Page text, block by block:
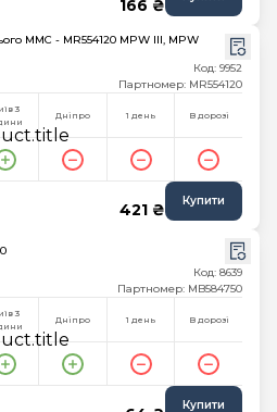
166 ₴
MMC - MR554120 MPW III, MPW
Код: 9952
Партномер: MR554120
3
Дніпро 1 день В дорозі
421 ₴ Купити
Код: 8639
Партномер: MB584750
3
Дніпро 1 день В дорозі
Купити